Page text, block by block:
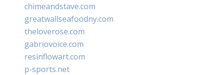
chimeandstave.com
greatwallseafoodny.com
theloverose.com
gabriovoice.com
resinflowart.com
p-sports.net